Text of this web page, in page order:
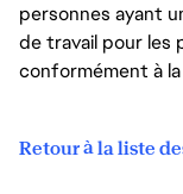
personnes ayant
de travail pour les
conformément à la
Retour à la liste